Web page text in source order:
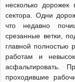
несколько
сектора. Одни
что недавно
срезанные ветки,
главной полностью
работам и
асфальтировать.
проходившие